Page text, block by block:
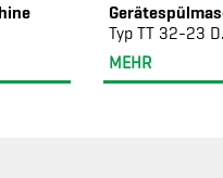
Typ TT 32-23
MEHR